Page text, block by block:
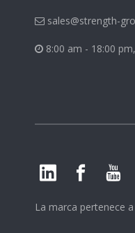
 sales@strength-
 8:00 am - 18:00
La marca pertenece a